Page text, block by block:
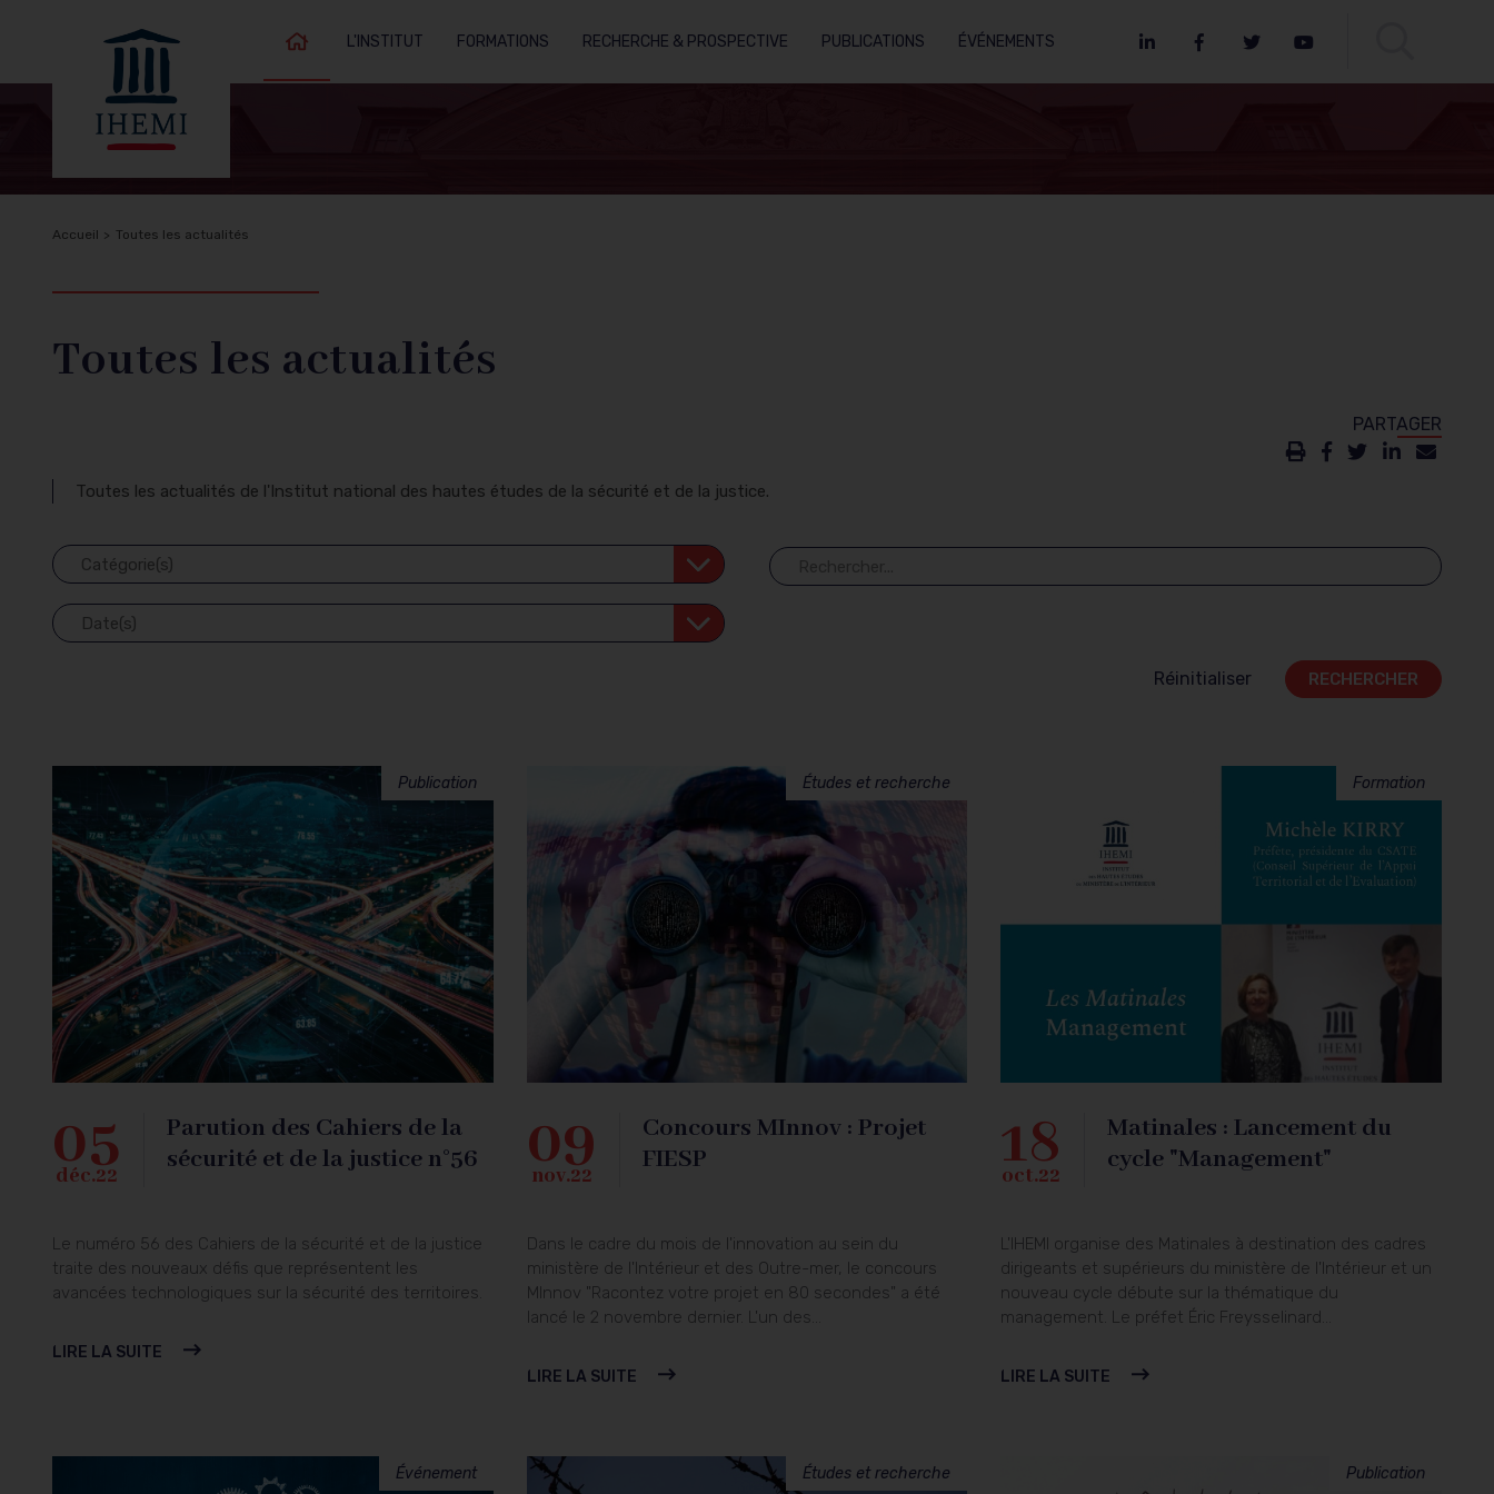
Retour à
l'accueil
Accueil
L'INSTITUT FORMATIONS RECHERCHE & PROSPECTIVE PUBLICATIONS ÉVÉNEMENTS
LinkedInFacebookTwitterYoutube
Accueil Toutes les actualités
Toutes les actualités
Toutes les actualités de l'Institut national des hautes études de la sécurité et de la justice.
Réinitialiser
Publication
05
déc.22
Parution des Cahiers de la
sécurité et de la justice n°56
Le numéro 56 des Cahiers de la sécurité et de la justice
traite des nouveaux défis que représentent les
avancées technologiques sur la sécurité des territoires.
LIRE LA SUITE
Études et recherche
09
nov.22
Concours MInnov : Projet
FIESP
Dans le cadre du mois de l'innovation au sein du
ministère de l'Intérieur et des Outre-mer, le concours
MInnov "Racontez votre projet en 80 secondes" a été
lancé le 2 novembre dernier. L'un des...
LIRE LA SUITE
Formation
18
oct.22
Matinales : Lancement du
cycle "Management"
L'IHEMI organise des Matinales à destination des cadres
dirigeants et supérieurs du ministère de l'Intérieur et un
nouveau cycle débute sur la thématique du
management. Le préfet Éric Freysselinard...
LIRE LA SUITE
Événement Études et recherche Publication